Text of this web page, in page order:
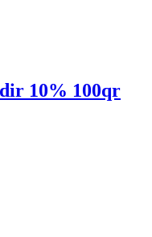
10% 100qr